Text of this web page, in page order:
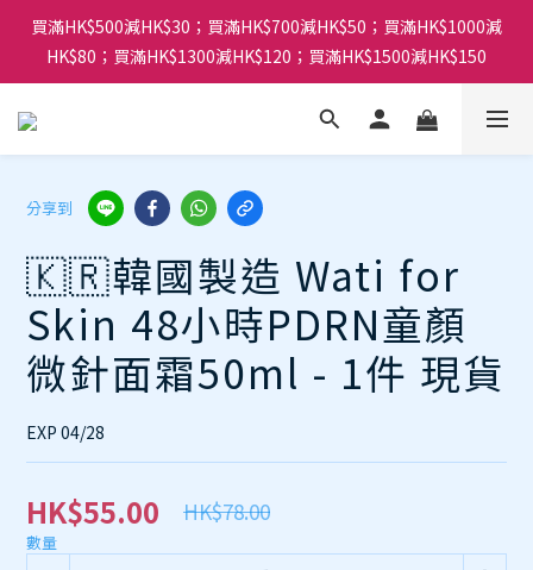
買滿HK$500減HK$30；買滿HK$700減HK$50；買滿HK$1000減
HK$80；買滿HK$1300減HK$120；買滿HK$1500減HK$150
分享到
🇰🇷韓國製造 Wati for
Skin 48小時PDRN童顏
微針面霜50ml - 1件 現貨
EXP 04/28
HK$55.00 HK$78.00
數量